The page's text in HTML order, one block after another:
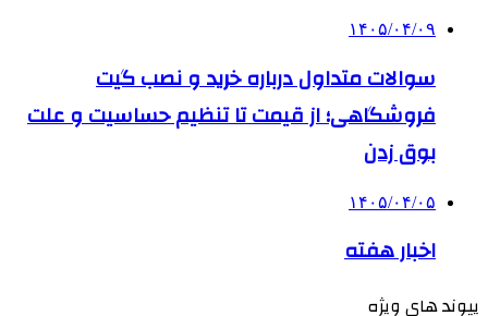
۱۴۰۵/۰۴/۰۹
سوالات متداول درباره خرید و نصب گیت
فروشگاهی؛ از قیمت تا تنظیم حساسیت و علت
بوق زدن
۱۴۰۵/۰۴/۰۵
اخبار هفته
پیوند های ویژه